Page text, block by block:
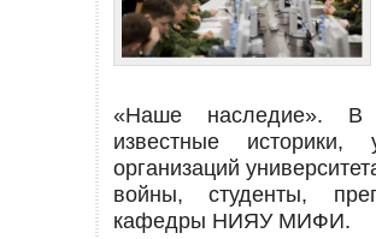
«Наше наследие». В
известные историки,
организаций
войны, студенты,
кафедры НИЯУ МИФИ.